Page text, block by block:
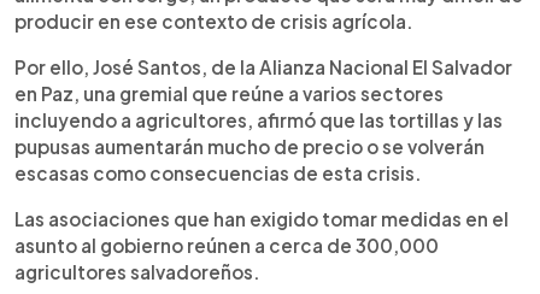
producir en ese contexto de crisis agrícola.
Por ello, José Santos, de la Alianza Nacional El Salvador
en Paz, una gremial que reúne a varios sectores
incluyendo a agricultores, afirmó que las tortillas y las
pupusas aumentarán mucho de precio o se volverán
escasas como consecuencias de esta crisis.
Las asociaciones que han exigido tomar medidas en el
asunto al gobierno reúnen a cerca de 300,000
agricultores salvadoreños.